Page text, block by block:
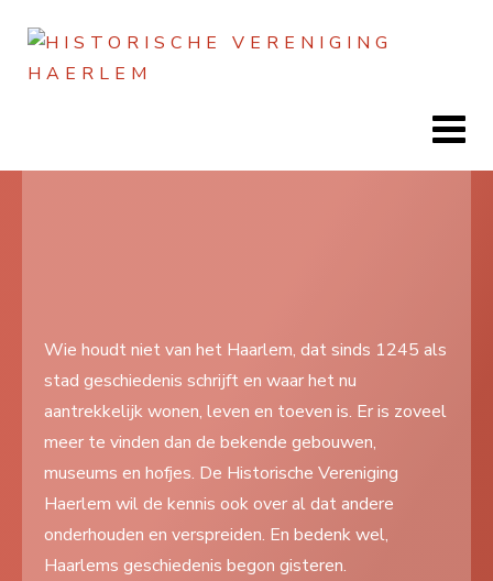
Lezen
Over ons
Search
Wie houdt niet van het Haarlem, dat sinds 1245 als
stad geschiedenis schrijft en waar het nu
aantrekkelijk wonen, leven en toeven is. Er is zoveel
meer te vinden dan de bekende gebouwen,
museums en hofjes. De Historische Vereniging
Haerlem wil de kennis ook over al dat andere
onderhouden en verspreiden. En bedenk wel,
Haarlems geschiedenis begon gisteren.